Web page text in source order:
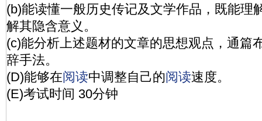
(b)能读懂一般历史传记及文学作品，既能理
解其隐含意义。
(c)能分析上述题材的文章的思想观点，通篇
辞手法。
(D)能够在阅读中调整自己的阅读速度。
(E)考试时间 30分钟